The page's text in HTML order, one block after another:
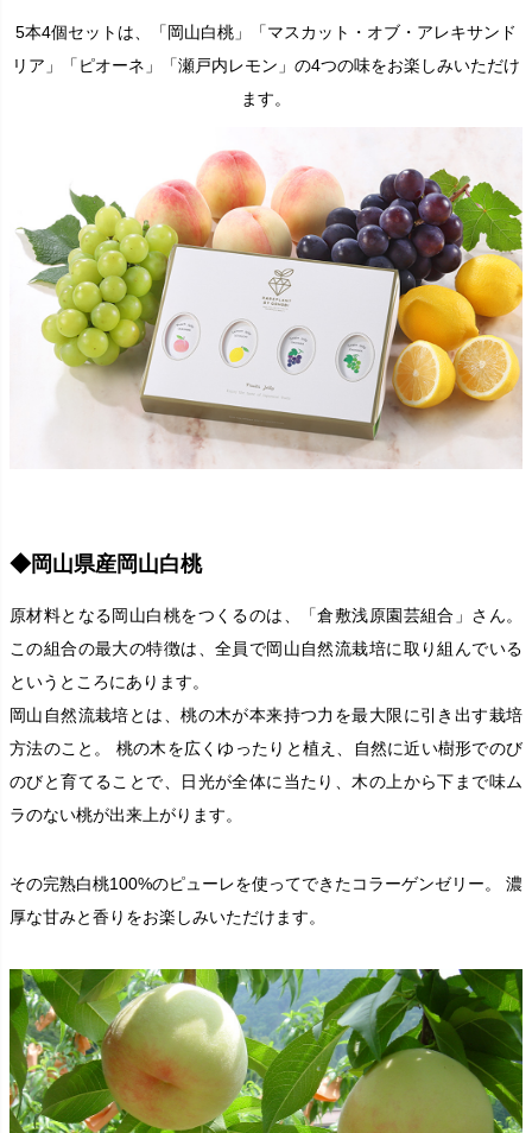
5本4個セットは、「岡山白桃」「マスカット・オブ・アレキサンド
リア」「ピオーネ」「瀬戸内レモン」の4つの味をお楽しみいただけ
ます。
◆岡山県産岡山白桃
原材料となる岡山白桃をつくるのは、「倉敷浅原園芸組合」さん。
この組合の最大の特徴は、全員で岡山自然流栽培に取り組んでいる
というところにあります。
岡山自然流栽培とは、桃の木が本来持つ力を最大限に引き出す栽培
方法のこと。 桃の木を広くゆったりと植え、自然に近い樹形でのび
のびと育てることで、日光が全体に当たり、木の上から下まで味ム
ラのない桃が出来上がります。
その完熟白桃100%のピューレを使ってできたコラーゲンゼリー。 濃
厚な甘みと香りをお楽しみいただけます。